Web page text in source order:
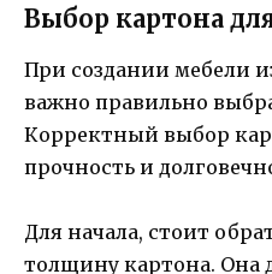
Выбор картона
При создании мебели
важно правильно
Корректный выбор
прочность и
Для начала, стоит
толщину картона. Она